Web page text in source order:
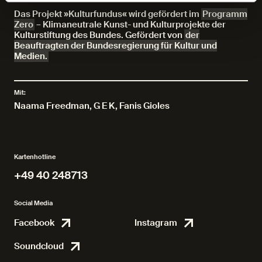
Das Projekt »Kulturfundus« wird gefördert im Programm
Zero – Klimaneutrale Kunst- und Kulturprojekte der
Kulturstiftung des Bundes. Gefördert von der
Beauftragten der Bundesregierung für Kultur und
Medien.
Mit:
Naama Freedman, G E K, Fanis Gioles
Kartenhotline
+49 40 248713
Social Media
Facebook FacebookInstagram
Soundcloud